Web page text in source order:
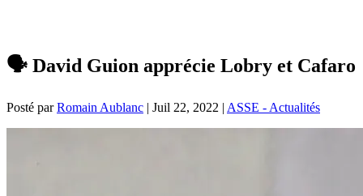
🗣 David Guion apprécie Lobry et Cafaro
Posté parRomain Aublanc | Juil 22, 2022 | ASSE - Actualités